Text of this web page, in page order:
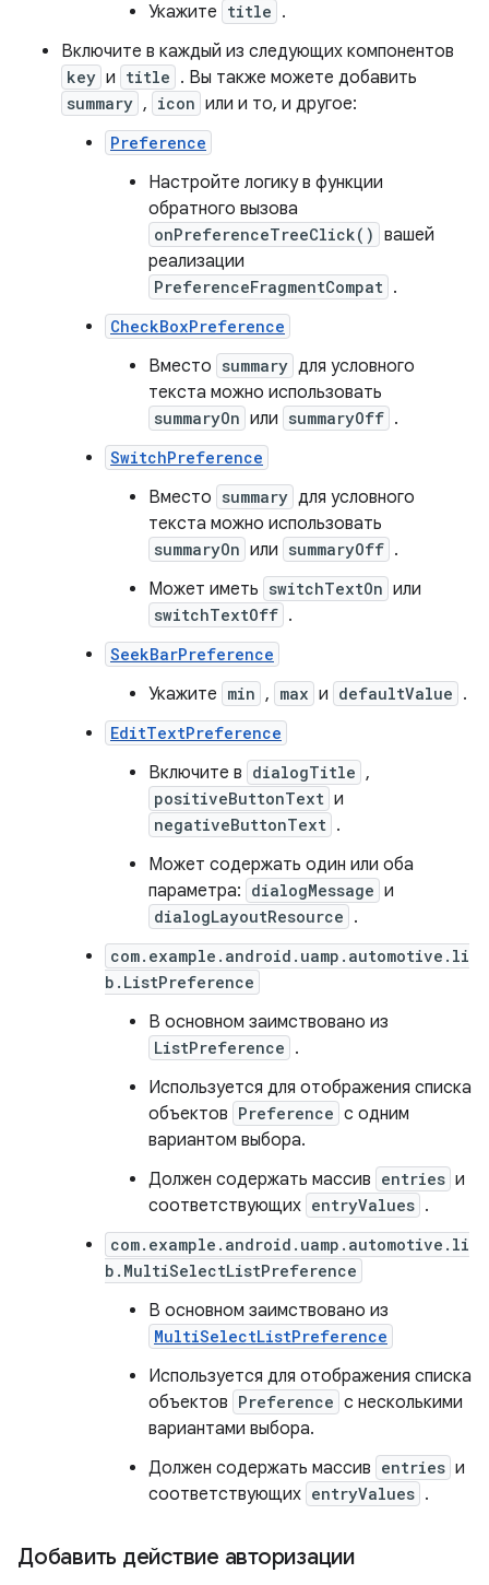
Укажите title .
Включите в каждый из следующих компонентов
key и title . Вы также можете добавить
summary , icon или и то, и другое:
Preference
Настройте логику в функции
обратного вызова
onPreferenceTreeClick() вашей
реализации
PreferenceFragmentCompat .
CheckBoxPreference
Вместо summary для условного
текста можно использовать
summaryOn или summaryOff .
SwitchPreference
Вместо summary для условного
текста можно использовать
summaryOn или summaryOff .
Может иметь switchTextOn или
switchTextOff .
SeekBarPreference
Укажите min , max и defaultValue .
EditTextPreference
Включите в dialogTitle ,
positiveButtonText и
negativeButtonText .
Может содержать один или оба
параметра: dialogMessage и
dialogLayoutResource .
com.example.android.uamp.automotive.li
b.ListPreference
В основном заимствовано из
ListPreference .
Используется для отображения списка
объектов Preference с одним
вариантом выбора.
Должен содержать массив entries и
соответствующих entryValues .
com.example.android.uamp.automotive.li
b.MultiSelectListPreference
В основном заимствовано из
MultiSelectListPreference
Используется для отображения списка
объектов Preference с несколькими
вариантами выбора.
Должен содержать массив entries и
соответствующих entryValues .
Добавить действие авторизации